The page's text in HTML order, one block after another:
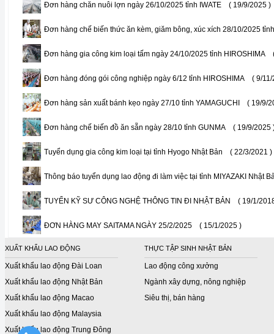
Đơn hàng chăn nuôi lợn ngày 26/10/2025 tỉnh IWATE ( 19/9/2025 )
Đơn hàng chế biến thức ăn kèm, giăm bông, xúc xích 28/10/2025
Đơn hàng gia công kim loại tấm ngày 24/10/2025 tỉnh HIROSHIMA
Đơn hàng đóng gói công nghiệp ngày 6/12 tỉnh HIROSHIMA ( 9/
Đơn hàng sản xuất bánh kẹo ngày 27/10 tỉnh YAMAGUCHI ( 19/9/
Đơn hàng chế biến đồ ăn sẵn ngày 28/10 tỉnh GUNMA ( 19/9/2025
Tuyển dụng gia công kim loại tại tỉnh Hyogo Nhật Bản ( 22/3/2021 )
Thông báo tuyển dụng lao động đi làm việc tại tỉnh MIYAZAKI Nhật
TUYỂN KỸ SƯ CÔNG NGHỆ THÔNG TIN ĐI NHẬT BẢN ( 19/1/
ĐƠN HÀNG MAY SAITAMA NGÀY 25/2/2025 ( 15/1/2025 )
XUẤT KHẨU LAO ĐỘNG
Xuất khẩu lao động Đài Loan
Xuất khẩu lao động Nhật Bản
Xuất khẩu lao động Macao
Xuất khẩu lao động Malaysia
Xuất khẩu lao động Trung Đông
THỰC TẬP SINH NHẬT BẢN
Lao động công xưởng
Ngành xây dựng, nông nghiệp
Siêu thị, bán hàng